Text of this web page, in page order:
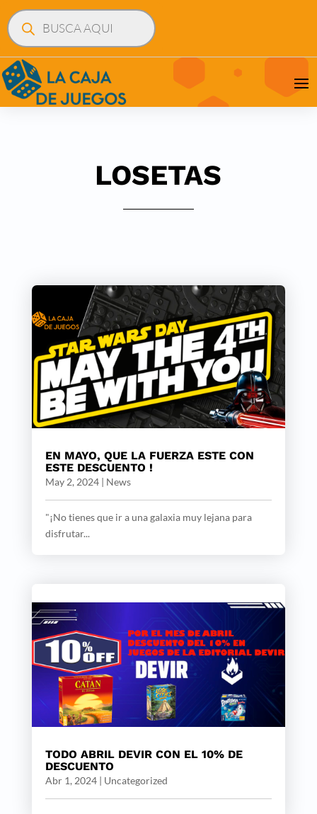
Búsqueda
de
productos
LOSETAS
EN MAYO, QUE LA FUERZA ESTE CON
ESTE DESCUENTO !
May 2, 2024| News
"¡No tienes que ir a una galaxia muy lejana para
disfrutar...
TODO ABRIL DEVIR CON EL 10% DE
DESCUENTO
Abr 1, 2024| Uncategorized